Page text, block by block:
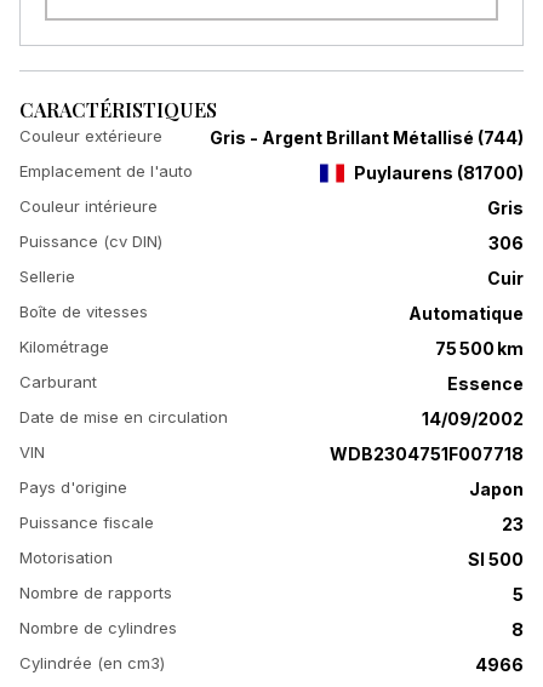
CARACTÉRISTIQUES
Couleur extérieure Gris - Argent Brillant Métallisé (744)
Emplacement de l'auto Puylaurens (81700)
Couleur intérieure Gris
Puissance (cv DIN) 306
Sellerie Cuir
Boîte de vitesses Automatique
Kilométrage 75 500 km
Carburant Essence
Date de mise en circulation 14/09/2002
VIN WDB2304751F007718
Pays d'origine Japon
Puissance fiscale 23
Motorisation Sl 500
Nombre de rapports 5
Nombre de cylindres 8
Cylindrée (en cm3) 4966